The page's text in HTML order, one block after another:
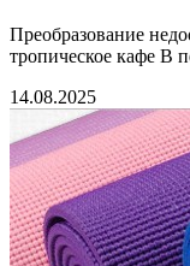
Преобразование
тропическое кафе В
14.08.2025